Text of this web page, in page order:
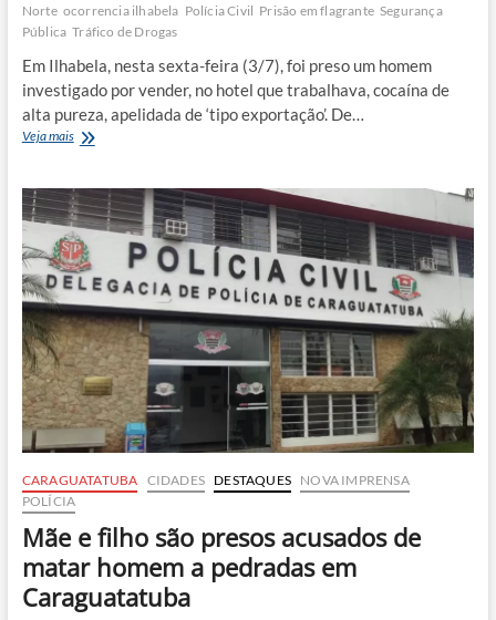
Norte ocorrencia ilhabela Polícia Civil Prisão em flagrante Segurança
Pública Tráfico de Drogas
Em Ilhabela, nesta sexta-feira (3/7), foi preso um homem
investigado por vender, no hotel que trabalhava, cocaína de
alta pureza, apelidada de ‘tipo exportação’. De…
Veja maisPreso
comercializava
cocaína
pura
em
hotel
de
Ilhabela
CARAGUATATUBA CIDADES DESTAQUES
NOVA IMPRENSA
POLÍCIA
Mãe e filho são presos acusados de
matar homem a pedradas em
Caraguatatuba